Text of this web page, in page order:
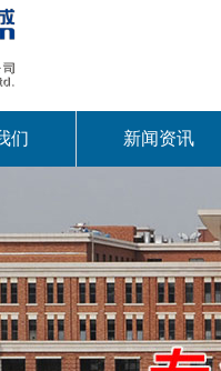
们 新闻资讯